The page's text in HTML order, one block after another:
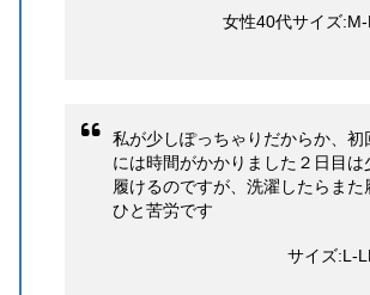
女性40代サイズ
私が少しぽっちゃりだからか、初
には時間がかかりました２日目は
履けるのですが、洗濯したらまた
ひと苦労です
サイズ:L-